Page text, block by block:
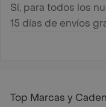
Sí, para todos los
15 días de envíos
Top Marcas y